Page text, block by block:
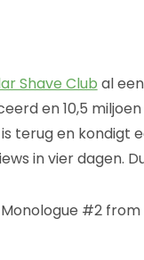
Shave Club al
en 10,5
is terug en kondigt
in vier dagen.
#2